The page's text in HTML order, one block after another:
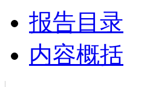
报告目录
内容概括